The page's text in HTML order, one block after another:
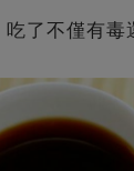
了不僅有毒